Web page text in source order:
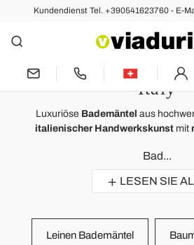
Kundendienst Tel. +390541623760 - E-
Luxus
Qualität von
Italy
Luxuriöse Bademäntel aus
italienischer Handwerkskunst mit
Bad...
LESEN SIE
Leinen Bademäntel